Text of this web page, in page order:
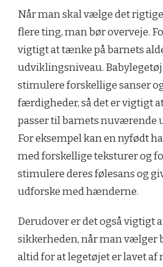
Når man skal vælge det
flere ting, man bør overveje.
vigtigt at tænke på barnets
udviklingsniveau.
stimulere forskellige sanser
færdigheder, så det er vigtigt
passer til barnets nuværende
For eksempel kan en nyfødt
med forskellige teksturer og
stimulere deres følesans og
udforske med hænderne.
Derudover er det også vigtigt
sikkerheden, når man vælger
altid for at legetøjet er lavet af